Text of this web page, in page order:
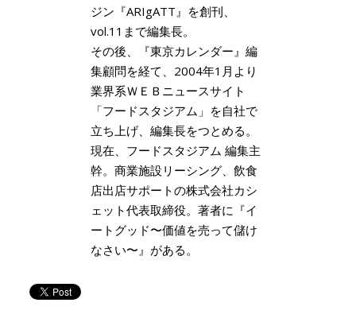
ジン『ARIgATT』を創刊、
vol.11まで編集長。
その後、『東京カレンダー』編
集顧問を経て、2004年1月より
業界系ＷＥＢニュースサイト
「フードスタジアム」を自社で
立ち上げ、編集長をつとめる。
現在、フードスタジアム 編集主
幹。商業施設リーシング、飲食
店出店サポートの株式会社カシ
ェット代表取締役。著者に『イ
ートグッド〜価値を売って儲け
なさい〜』がある。